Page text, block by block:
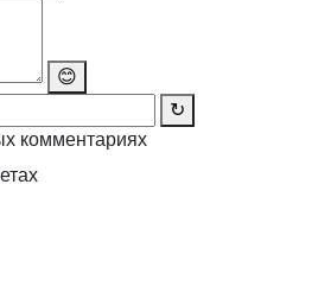
😊
↻
комментариях